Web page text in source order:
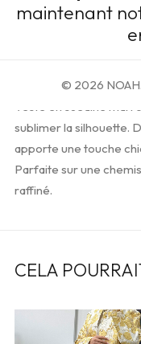
maintenant
© 2026 NOAH.
Veste en suédine
sublimer la silhouette.
apporte une touche
Parfaite sur une
raffiné.
CELA